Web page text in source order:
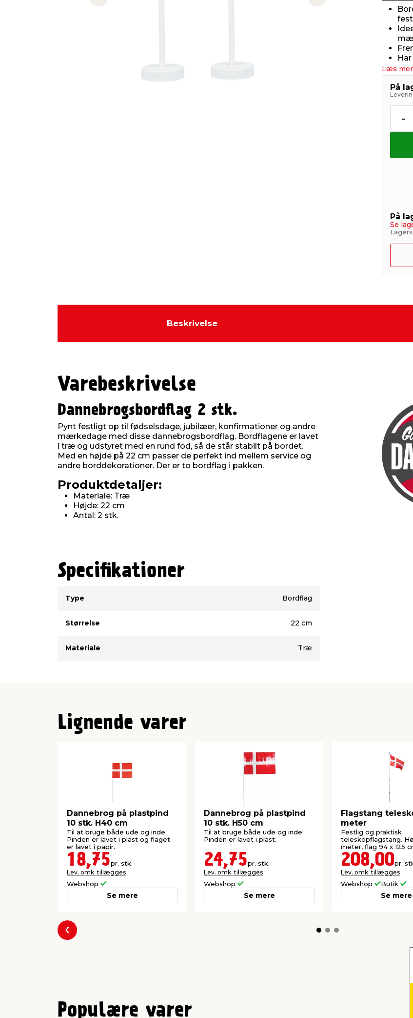
Previous slide Next slide
Læs
På
-
På
Se
Beskrivelse
Varebeskrivelse
Dannebrogsbordflag 2 stk.
Pynt festligt op til fødselsdage, jubilæer, konfirmationer og andre
mærkedage med disse dannebrogsbordflag. Bordflagene er lavet
i træ og udstyret med en rund fod, så de står stabilt på bordet.
Med en højde på 22 cm passer de perfekt ind mellem service og
andre borddekorationer. Der er to bordflag i pakken.
Produktdetaljer:
Materiale: Træ
Højde: 22 cm
Antal: 2 stk.
Specifikationer
Type
Bordflag
Størrelse 22 cm
Materiale Træ
Lignende varer
Dannebrog på plastpind
10 stk. H40 cm
Til at bruge både ude og inde.
Pinden er lavet i plast og flaget
er lavet i papir.
18,75pr. stk.
Lev. omk. tillægges
Webshop
Se mere
Dannebrog på plastpind
10 stk. H50 cm
Til at bruge både ude og inde.
Pinden er lavet i plast.
24,75pr. stk.
Lev. omk. tillægges
Webshop
Se mere
Flagstang
meter
Festlig og praktisk
teleskopflagstang.
meter, flag 94 x 125
208,00pr.
Lev. omk. tillægges
Webshop Butik
Se mere
Forrige
Populære varer